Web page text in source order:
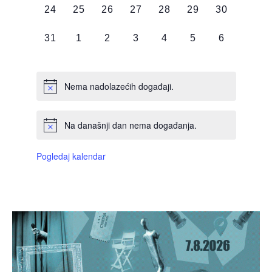
0
24
0
25
0
26
0
27
0
28
0
29
0
30
0
31
0
1
0
2
0
3
0
4
0
5
0
6
Nema nadolazećih događaji.
Na današnji dan nema događanja.
Pogledaj kalendar